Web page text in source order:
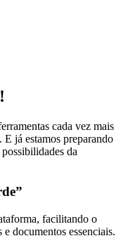
cada vez mais
já estamos preparando
da
facilitando o
documentos essenciais.